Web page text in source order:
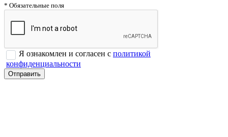
* Обязательные поля
Я ознакомлен и согласен с политикой
конфиденциальности